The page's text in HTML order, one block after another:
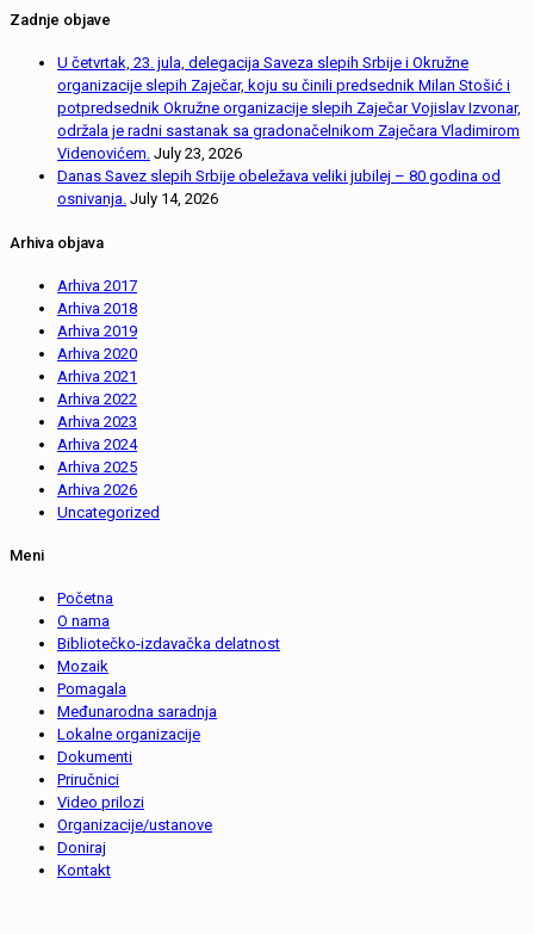
Zadnje objave
U četvrtak, 23. jula, delegacija Saveza slepih Srbije i Okružne
organizacije slepih Zaječar, koju su činili predsednik Milan Stošić i
potpredsednik Okružne organizacije slepih Zaječar Vojislav Izvonar,
održala je radni sastanak sa gradonačelnikom Zaječara Vladimirom
Videnovićem. July 23, 2026
Danas Savez slepih Srbije obeležava veliki jubilej – 80 godina od
osnivanja. July 14, 2026
Arhiva objava
Arhiva 2017
Arhiva 2018
Arhiva 2019
Arhiva 2020
Arhiva 2021
Arhiva 2022
Arhiva 2023
Arhiva 2024
Arhiva 2025
Arhiva 2026
Uncategorized
Meni
Početna
O nama
Bibliotečko-izdavačka delatnost
Mozaik
Pomagala
Međunarodna saradnja
Lokalne organizacije
Dokumenti
Priručnici
Video prilozi
Organizacije/ustanove
Doniraj
Kontakt